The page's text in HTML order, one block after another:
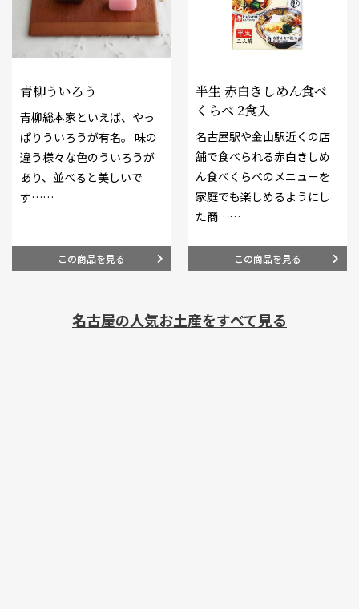
青柳ういろう
青柳総本家といえば、やっ
ぱりういろうが有名。 味の
違う様々な色のういろうが
あり、並べると美しいで
す……
この商品を見る
半生 赤白きしめん食べ
くらべ 2食入
名古屋駅や金山駅近くの店
舗で食べられる赤白きしめ
ん食べくらべのメニューを
家庭でも楽しめるようにし
た商……
この商品を見る
名古屋の人気お土産をすべて見る